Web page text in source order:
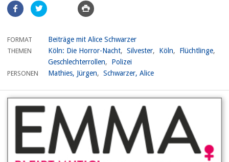
Artikel
teilen
FORMAT Beiträge mit Alice Schwarzer
THEMEN Köln: Die Horror-Nacht Silvester Köln
Flüchtlinge
Geschlechterrollen
Polizei
PERSONEN Mathies, Jürgen Schwarzer, Alice